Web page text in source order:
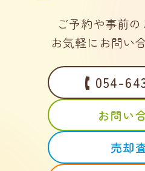
ご予約や事前の
お気軽にお問い
054-
お問い
売却